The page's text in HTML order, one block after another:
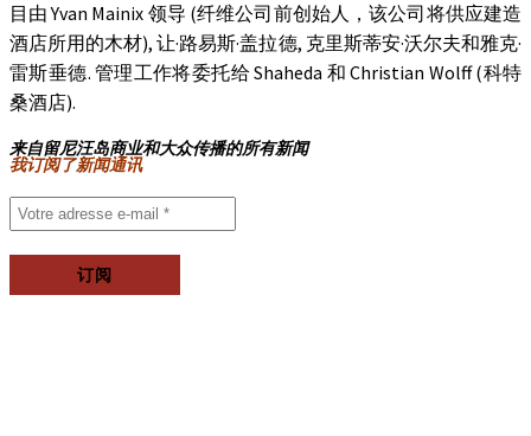
目由 Yvan Mainix 领导 (纤维公司前创始人，该公司将供应建造
酒店所用的木材), 让·路易斯·盖拉德, 克里斯蒂安·沃尔夫和雅克·
雷斯垂德. 管理工作将委托给 Shaheda 和 Christian Wolff (科特
桑酒店).
来自留尼汪岛商业和大众传播的所有新闻
我订阅了新闻通讯